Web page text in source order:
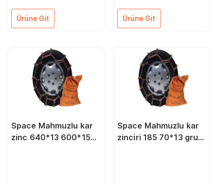
Ürüne Git Ürüne Git
Space Mahmuzlu kar
zinc 640*13 600*15
Space Mahmuzlu kar
zinciri 185 70*13 grup: